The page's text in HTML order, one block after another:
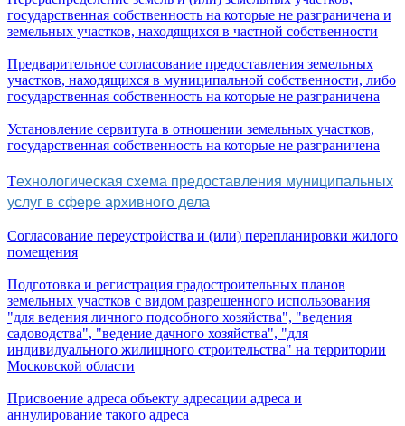
государственная собственность на которые не разграничена и
земельных участков, находящихся в частной собственности
Предварительное согласование предоставления земельных
участков, находящихся в муниципальной собственности, либо
государственная собственность на которые не разграничена
Установление сервитута в отношении земельных участков,
государственная собственность на которые не разграничена
Технологическая схема предоставления муниципальных
услуг в сфере архивного дела
Согласование переустройства и (или) перепланировки жилого
помещения
Подготовка и регистрация градостроительных планов
земельных участков с видом разрешенного использования
"для ведения личного подсобного хозяйства", "ведения
садоводства", "ведение дачного хозяйства", "для
индивидуального жилищного строительства" на территории
Московской области
Присвоение адреса объекту адресации адреса и
аннулирование такого адреса